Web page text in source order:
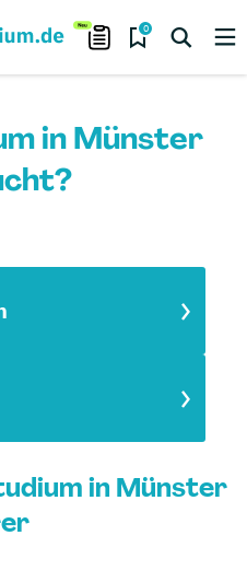
0
in Münster
in Münster